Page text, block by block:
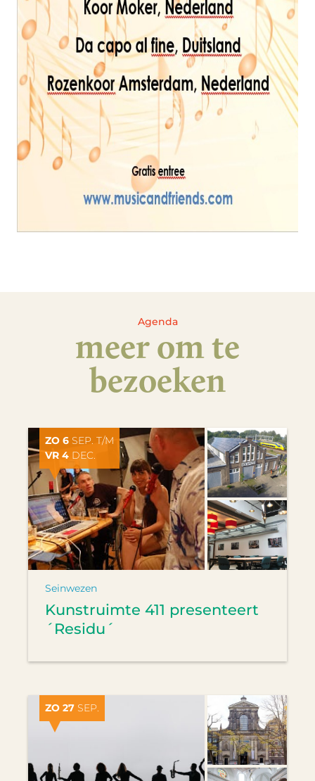
Agenda
meer om te
bezoeken
ZO 6 SEP. T/M
VR 4 DEC.
Seinwezen
Kunstruimte 411 presenteert
´Residu´
ZO 27 SEP.